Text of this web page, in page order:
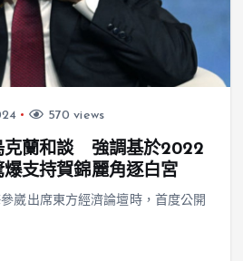
570 views
克蘭和談 強調基於2022
支持賀錦麗角逐白宮
崴出席東方經濟論壇時，首度公開